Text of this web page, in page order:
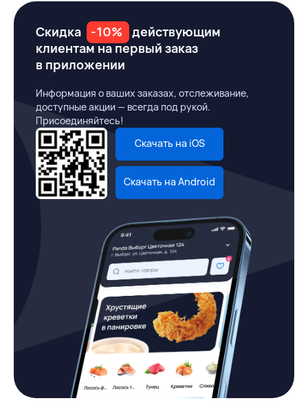
Скидка -10%
действующим
клиентам на первый заказ
в приложении
Информация о ваших заказах, отслеживание,
доступные акции — всегда под рукой.
Присоединяйтесь!
Скачать на iOS
Скачать на Android